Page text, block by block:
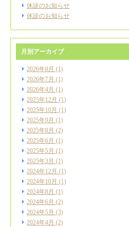
休診のお知らせ
休診のお知らせ
月別アーカイブ
2026年8月 (1)
2026年7月 (1)
2026年4月 (1)
2025年12月 (1)
2025年10月 (1)
2025年9月 (1)
2025年8月 (2)
2025年6月 (1)
2025年5月 (1)
2025年3月 (1)
2024年12月 (1)
2024年10月 (1)
2024年8月 (1)
2024年6月 (2)
2024年5月 (3)
2024年4月 (2)